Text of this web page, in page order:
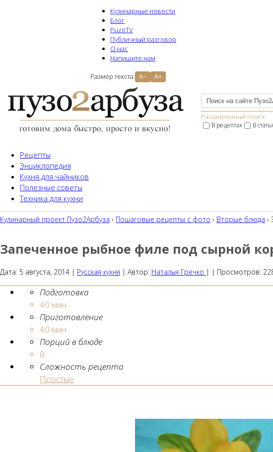
Кулинарные новости
Блог
PuzoTV
Публичный разговор
О нас
Напишите нам
Размер текста: A− A+
Расширенный поиск
В рецептах В
Рецепты
Энциклопедия
Кухня для чайников
Полезные советы
Техника для кухни
Кулинарный проект Пузо2Aрбуза › Пошаговые рецепты с фото › Вторые блюда ›
Запеченное рыбное филе под сырной
Дата: 5 августа, 2014 | Русская кухня | Автор: Наталья Гречко | | Просмотров:
Подготовка
40 мин.
Приготовление
40 мин.
Порций в блюде
8
Сложность рецепта
Простые